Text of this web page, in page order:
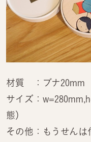
材質 ：ブナ20mm
サイズ：
態）
その他：もうせんは